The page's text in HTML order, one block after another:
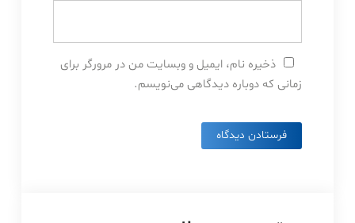
ذخیره نام، ایمیل و وبسایت من در مرورگر برای
زمانی که دوباره دیدگاهی می‌نویسم.